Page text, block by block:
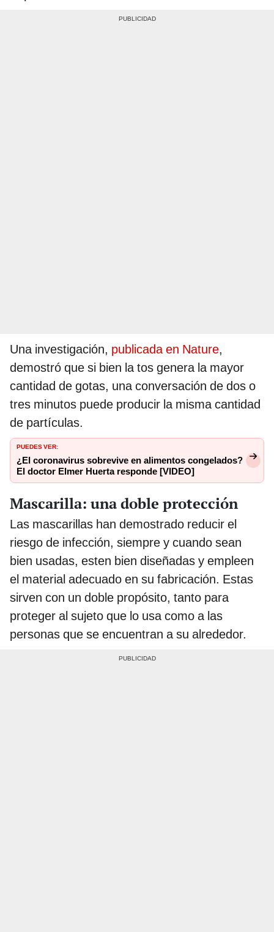
Una investigación, publicada en Nature,
demostró que si bien la tos genera la mayor
cantidad de gotas, una conversación de dos o
tres minutos puede producir la misma cantidad
de partículas.
PUEDES VER:
¿El coronavirus sobrevive en alimentos congelados?
El doctor Elmer Huerta responde [VIDEO]
Mascarilla: una doble protección
Las mascarillas han demostrado reducir el
riesgo de infección, siempre y cuando sean
bien usadas, esten bien diseñadas y empleen
el material adecuado en su fabricación. Estas
sirven con un doble propósito, tanto para
proteger al sujeto que lo usa como a las
personas que se encuentran a su alrededor.